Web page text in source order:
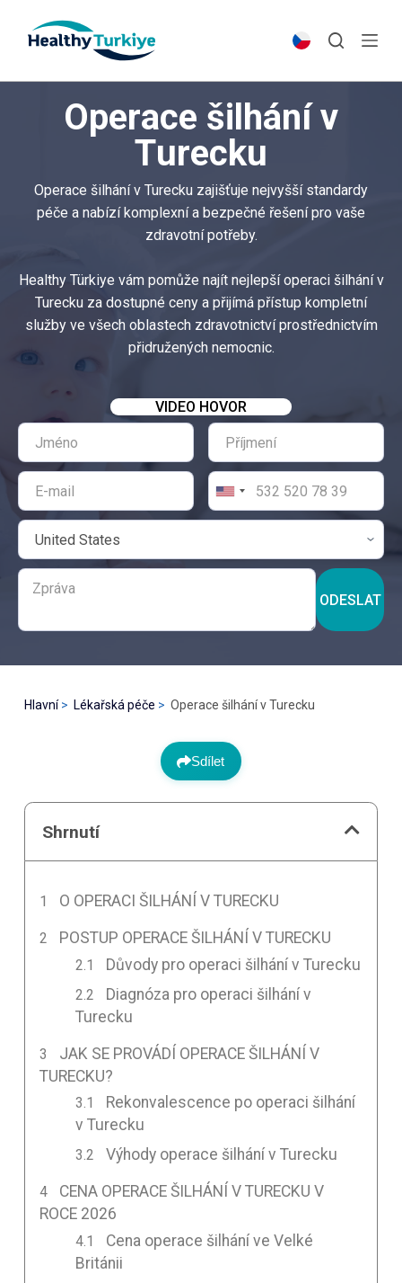
p
t
Operace šilhání v
Turecku
Operace šilhání v Turecku zajišťuje nejvyšší standardy
péče a nabízí komplexní a bezpečné řešení pro vaše
zdravotní potřeby.
Healthy Türkiye vám pomůže najít nejlepší operaci šilhání v
Turecku za dostupné ceny a přijímá přístup kompletní
služby ve všech oblastech zdravotnictví prostřednictvím
přidružených nemocnic.
VIDEO HOVOR
ODESLAT
Hlavní Lékařská péče Operace šilhání v Turecku
Sdílet
Shrnutí
O OPERACI ŠILHÁNÍ V TURECKU
POSTUP OPERACE ŠILHÁNÍ V TURECKU
Důvody pro operaci šilhání v Turecku
Diagnóza pro operaci šilhání v
Turecku
JAK SE PROVÁDÍ OPERACE ŠILHÁNÍ V
TURECKU?
Rekonvalescence po operaci šilhání
v Turecku
Výhody operace šilhání v Turecku
CENA OPERACE ŠILHÁNÍ V TURECKU V
ROCE 2026
Cena operace šilhání ve Velké
Británii